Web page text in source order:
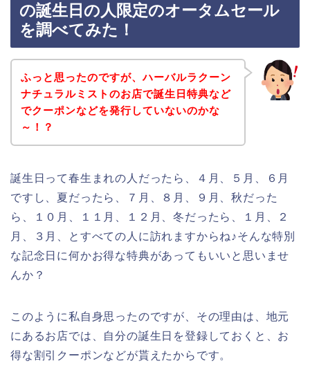
の誕生日の人限定のオータムセール
を調べてみた！
ふっと思ったのですが、ハーバルラクーン
ナチュラルミストのお店で誕生日特典など
でクーポンなどを発行していないのかな
～！？
誕生日って春生まれの人だったら、４月、５月、６月
ですし、夏だったら、７月、８月、９月、秋だった
ら、１０月、１１月、１２月、冬だったら、１月、２
月、３月、とすべての人に訪れますからね♪そんな特別
な記念日に何かお得な特典があってもいいと思いませ
んか？
このように私自身思ったのですが、その理由は、地元
にあるお店では、自分の誕生日を登録しておくと、お
得な割引クーポンなどが貰えたからです。